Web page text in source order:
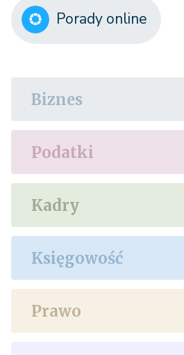
Porady online
Biznes
Podatki
Kadry
Księgowość
Prawo